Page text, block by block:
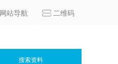
网站导航 二维码
搜索资料